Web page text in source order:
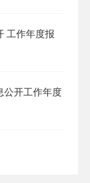
工作年度报
公开工作年度